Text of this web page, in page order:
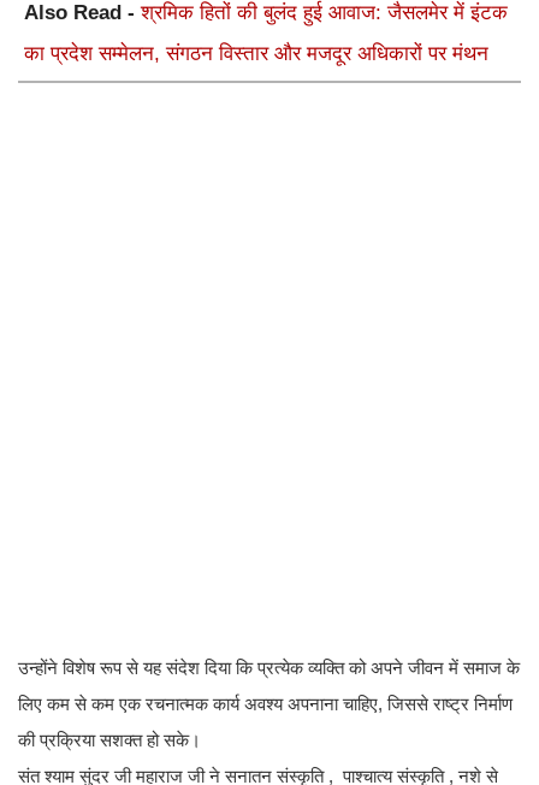
Also Read -श्रमिक हितों की बुलंद हुई आवाज: जैसलमेर में इंटक
का प्रदेश सम्मेलन, संगठन विस्तार और मजदूर अधिकारों पर मंथन
उन्होंने विशेष रूप से यह संदेश दिया कि प्रत्येक व्यक्ति को अपने जीवन में समाज के
लिए कम से कम एक रचनात्मक कार्य अवश्य अपनाना चाहिए, जिससे राष्ट्र निर्माण
की प्रक्रिया सशक्त हो सके।
संत श्याम सुंदर जी महाराज जी ने सनातन संस्कृति , पाश्चात्य संस्कृति , नशे से